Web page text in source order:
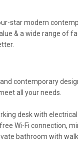
star modern
& a wide range of
contemporary
all your needs.
desk with
Wi-Fi connection,
bathroom with